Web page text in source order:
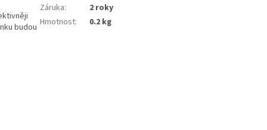
budou
Záruka:
2 roky
Hmotnost: 0.2 kg